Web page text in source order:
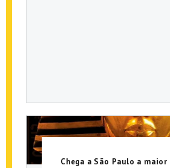
Chega a São Paulo a